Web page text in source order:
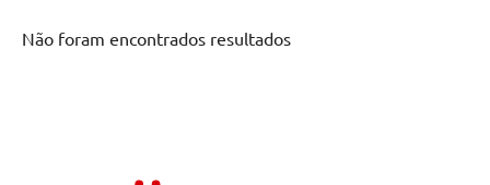
Não foram encontrados resultados